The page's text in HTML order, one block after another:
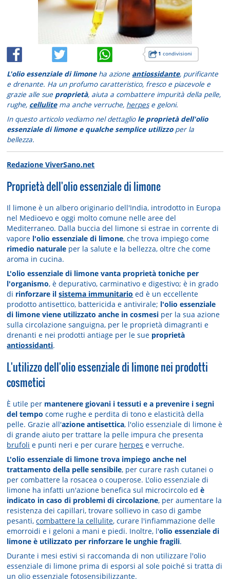
1 condivisioni
L'olio essenziale di limoneha azione antiossidante, purificante
e drenante. Ha un profumo caratteristico, fresco e piacevole e
grazie alle sue proprietà, aiuta a combattere impurità della pelle,
rughe, cellulitema anche verruche, herpese geloni.
In questo articolo vediamo nel dettaglio le proprietà dell'olio
essenziale di limone e qualche semplice utilizzoper la
bellezza.
Redazione ViverSano.net
Proprietà dell'olio essenziale di limone
Il limone è un albero originario dell'India, introdotto in Europa
nel Medioevo e oggi molto comune nelle aree del
Mediterraneo. Dalla buccia del limone si estrae in corrente di
vapore l'olio essenziale di limone, che trova impiego come
rimedio naturale per la salute e la bellezza, oltre che come
aroma in cucina.
L'olio essenziale di limone vanta proprietà toniche per
l'organismo, è depurativo, carminativo e digestivo; è in grado
di rinforzare ilsistema immunitario ed è un eccellente
prodotto antisettico, battericida e antivirale; l'olio essenziale
di limone viene utilizzato anche in cosmesi per la sua azione
sulla circolazione sanguigna, per le proprietà dimagranti e
drenanti e nei prodotti antiage per le sue proprietà
antiossidanti.
L'utilizzo dell'olio essenziale di limone nei prodotti
cosmetici
È utile per mantenere giovani i tessuti e a prevenire i segni
del tempo come rughe e perdita di tono e elasticità della
pelle. Grazie all'azione antisettica, l'olio essenziale di limone è
di grande aiuto per trattare la pelle impura che presenta
brufoli e punti neri e per curare herpes e verruche.
L'olio essenziale di limone trova impiego anche nel
trattamento della pelle sensibile, per curare rash cutanei o
per combattere la rosacea o couperose. L'olio essenziale di
limone ha infatti un'azione benefica sul microcircolo edè
indicato in caso di problemi di circolazione, per aumentare la
resistenza dei capillari, trovare sollievo in caso di gambe
pesanti,combattere la cellulite, curare l'infiammazione delle
emorroidi e i geloni a mani e piedi. Inoltre, l'olio essenziale di
limone è utilizzato per rinforzare le unghie fragili.
Durante i mesi estivi si raccomanda di non utilizzare l'olio
essenziale di limone prima di esporsi al sole poiché si tratta di
un olio essenziale fotosensibilizzante.